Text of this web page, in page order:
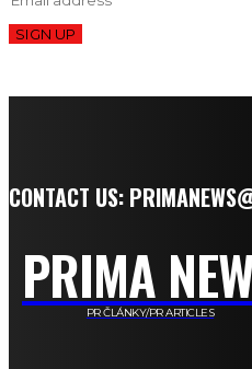
SIGN UP
CONTACT US:
PRIMAPR ČLÁNKY/PR ARTICLES